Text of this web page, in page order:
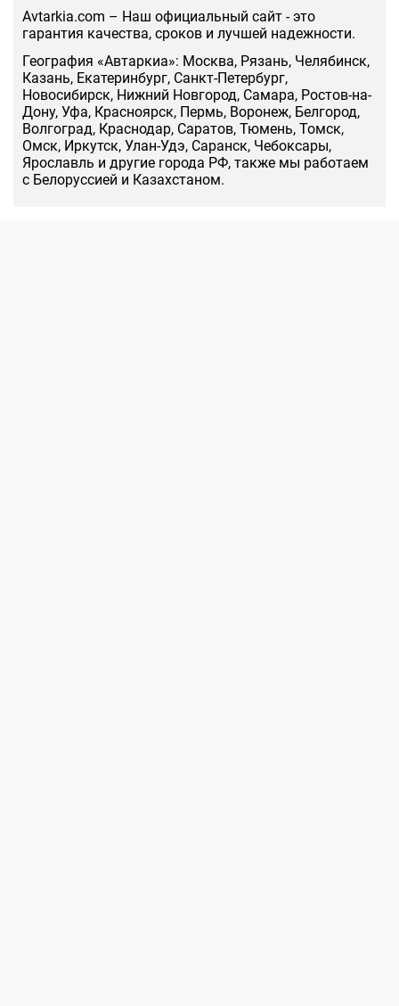
Аvtarkia.com – Наш официальный сайт - это
гарантия качества, сроков и лучшей надежности.
География «Автаркиа»: Москва, Рязань, Челябинск,
Казань, Екатеринбург, Санкт-Петербург,
Новосибирск, Нижний Новгород, Самара, Ростов-на-
Дону, Уфа, Красноярск, Пермь, Воронеж, Белгород,
Волгоград, Краснодар, Саратов, Тюмень, Томск,
Омск, Иркутск, Улан-Удэ, Саранск, Чебоксары,
Ярославль и другие города РФ, также мы работаем
с Белоруссией и Казахстаном.